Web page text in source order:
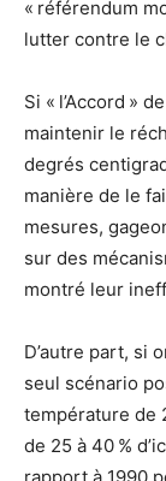
« référendum
lutter contre le
Si « l’Accord »
maintenir le
degrés
manière de le
mesures,
sur des
montré leur
D’autre part, si
seul scénario
température de
de 25 à 40 %